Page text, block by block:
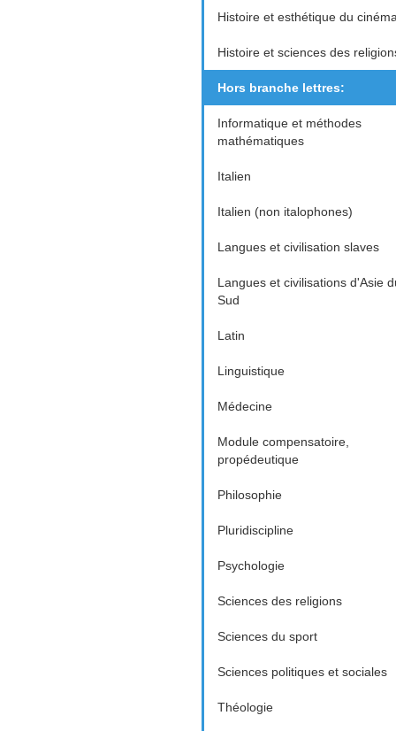
Histoire et esthétique du
Histoire et sciences des
Hors branche lettres:
Informatique et méthodes
mathématiques
Italien
Italien (non italophones)
Langues et civilisation slaves
Langues et civilisations d'Asie
Sud
Latin
Linguistique
Médecine
Module compensatoire,
propédeutique
Philosophie
Pluridiscipline
Psychologie
Sciences des religions
Sciences du sport
Sciences politiques et sociales
Théologie